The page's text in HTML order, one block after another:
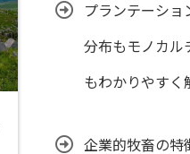
プランテーショ
分布もモノカル
もわかりやすく
企業的牧畜の特